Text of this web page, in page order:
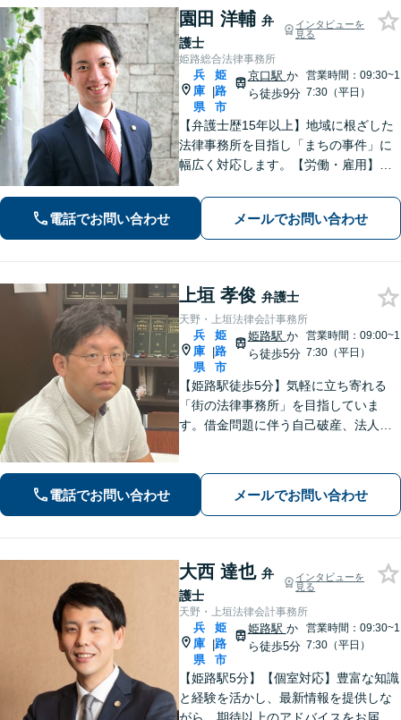
園田 洋輔 弁
護士
インタビューを
見る
姫路総合法律事務所
兵
庫
県
|
姫
路
市
京口駅 か
ら徒歩9分
営業時間：09:30~1
7:30（平日）
【弁護士歴15年以上】地域に根ざした
法律事務所を目指し「まちの事件」に
幅広く対応します。【労働・雇用】残
せんか？正しい知識で正当な権利を主
張します。【相続・遺言】遺言書作成
のサポートはお任せください。
電話でお問い合わせ メールでお問い合わせ
上垣 孝俊 弁護士
天野・上垣法律会計事務所
兵
庫
県
|
姫
路
市
姫路駅 か
ら徒歩5分
営業時間：09:00~1
7:30（平日）
【姫路駅徒歩5分】気軽に立ち寄れる
「街の法律事務所」を目指していま
す。借金問題に伴う自己破産、法人破
しっかり耳を傾けサポートいたしま
す。【初回相談無料】【個室対応】
電話でお問い合わせ メールでお問い合わせ
大西 達也 弁
護士
インタビューを
見る
天野・上垣法律会計事務所
兵
庫
県
|
姫
路
市
姫路駅 か
ら徒歩5分
営業時間：09:30~1
7:30（平日）
【姫路駅5分】【個室対応】豊富な知識
と経験を活かし、最新情報を提供しな